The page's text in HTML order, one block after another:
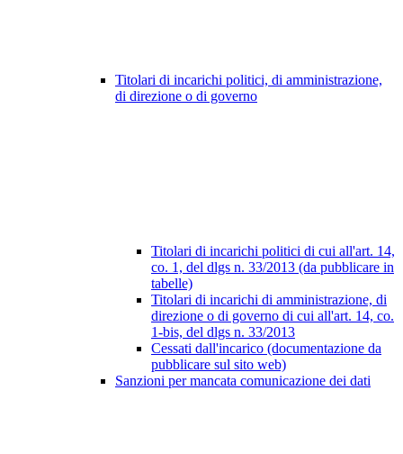
Titolari di incarichi politici, di amministrazione,
di direzione o di governo
Titolari di incarichi politici di cui all'art. 14,
co. 1, del dlgs n. 33/2013 (da pubblicare in
tabelle)
Titolari di incarichi di amministrazione, di
direzione o di governo di cui all'art. 14, co.
1-bis, del dlgs n. 33/2013
Cessati dall'incarico (documentazione da
pubblicare sul sito web)
Sanzioni per mancata comunicazione dei dati